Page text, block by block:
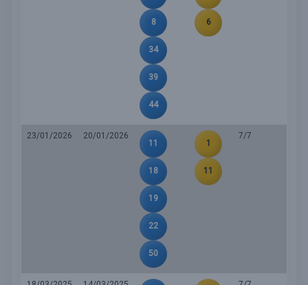
8
34
39
44
6
23/01/2026
20/01/2026
11
18
19
22
50
1
11
7/7